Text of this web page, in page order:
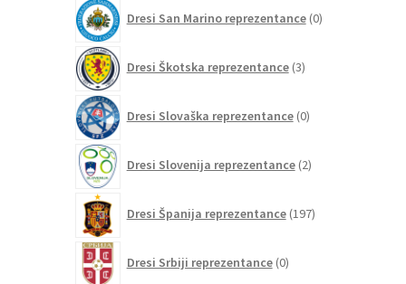
Dresi San Marino reprezentance 0izdelkov
Dresi Škotska reprezentance 3izdelki
Dresi Slovaška reprezentance 0izdelkov
Dresi Slovenija reprezentance 2izdelka
Dresi Španija reprezentance 197izdelkov
Dresi Srbiji reprezentance 0izdelkov